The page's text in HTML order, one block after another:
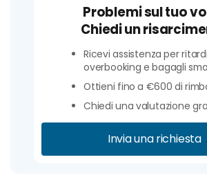
Problemi sul tuo
Chiedi un
Ricevi assistenza per
overbooking e bagagli
Ottieni fino a €600 di
Chiedi una valutazione
Invia una richiesta